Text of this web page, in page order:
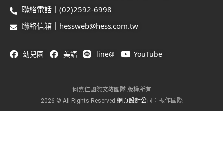
聯絡電話｜(02)2592-6998
聯絡信箱｜hessweb@hess.com.tw
幼兒園 美語 line@ YouTube
何嘉仁國際文教團隊 版權所有
2026 © All Rights Reserved. 網頁設計公司 ：振作國際